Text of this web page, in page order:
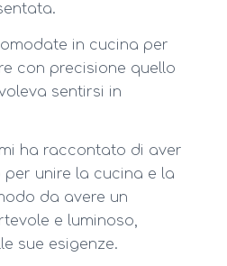
in cucina per
con precisione quello
sentirsi in
ha raccontato di aver
unire la cucina e la
da avere un
e luminoso,
sue esigenze.